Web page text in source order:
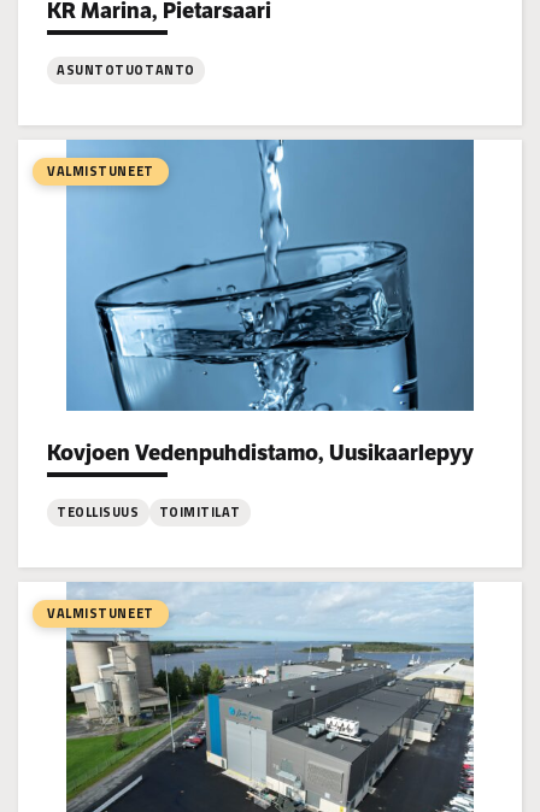
KR Marina, Pietarsaari
Project types:
ASUNTOTUOTANTO
KR
Marina,
Pietarsaari
VALMISTUNEET
Kovjoen Vedenpuhdistamo, Uusikaarlepyy
Project types:
TEOLLISUUS TOIMITILAT
Kovjoen
Vedenpuhdistamo,
Uusikaarlepyy
VALMISTUNEET